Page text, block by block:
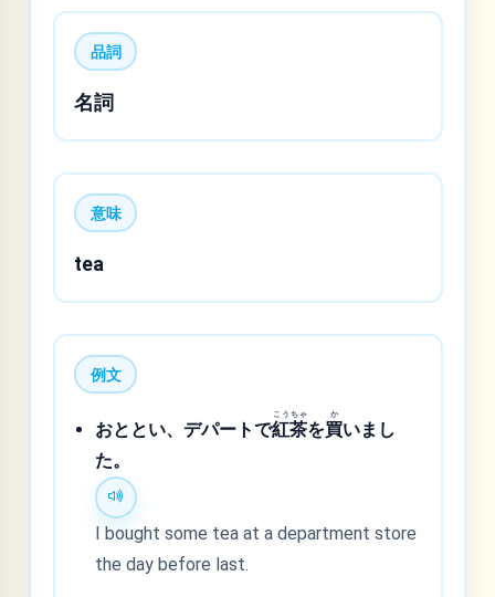
品詞
名詞
意味
tea
例文
おととい、デパートで紅
こう
茶
ちゃ
を買
か
いまし
た。
I bought some tea at a department store
the day before last.